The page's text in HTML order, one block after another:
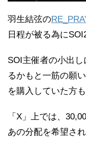
羽生結弦の
日程が被る為に
SOI主催者の小出
るかもと一筋の願
を購入していた方
「X」上では、
あの分配を希望され